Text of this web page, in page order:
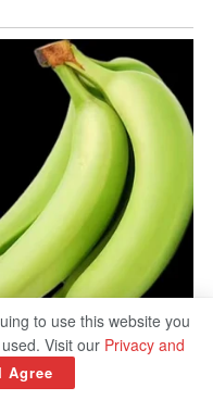
to use this website you
Visit our Privacy and
Agree